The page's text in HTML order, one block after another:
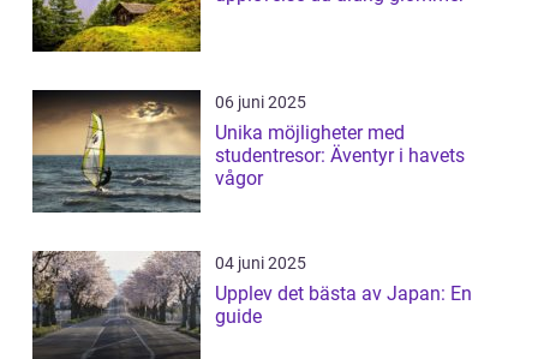
06 juni 2025
Unika möjligheter med
studentresor: Äventyr i havets
vågor
04 juni 2025
Upplev det bästa av Japan: En
guide